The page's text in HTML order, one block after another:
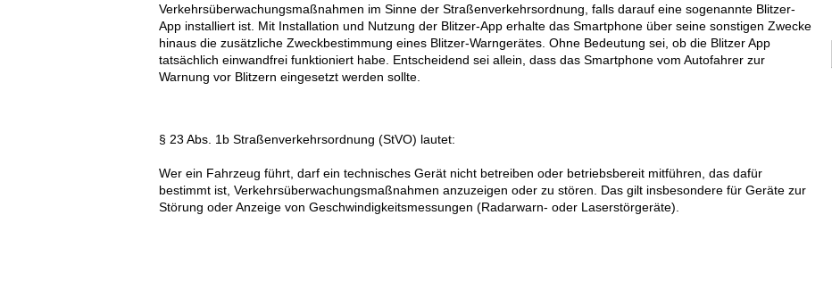
Verkehrsüberwachungsmaßnahmen im Sinne der Straßenverkehrsordnung, falls darauf eine sogenannte Blitzer-
App installiert ist. Mit Installation und Nutzung der Blitzer-App erhalte das Smartphone über seine sonstigen Zwecke
hinaus die zusätzliche Zweckbestimmung eines Blitzer-Warngerätes. Ohne Bedeutung sei, ob die Blitzer App
tatsächlich einwandfrei funktioniert habe. Entscheidend sei allein, dass das Smartphone vom Autofahrer zur
Warnung vor Blitzern eingesetzt werden sollte.
§ 23 Abs. 1b Straßenverkehrsordnung (StVO) lautet:
Wer ein Fahrzeug führt, darf ein technisches Gerät nicht betreiben oder betriebsbereit mitführen, das dafür
bestimmt ist, Verkehrsüberwachungsmaßnahmen anzuzeigen oder zu stören. Das gilt insbesondere für Geräte zur
Störung oder Anzeige von Geschwindigkeitsmessungen (Radarwarn- oder Laserstörgeräte).